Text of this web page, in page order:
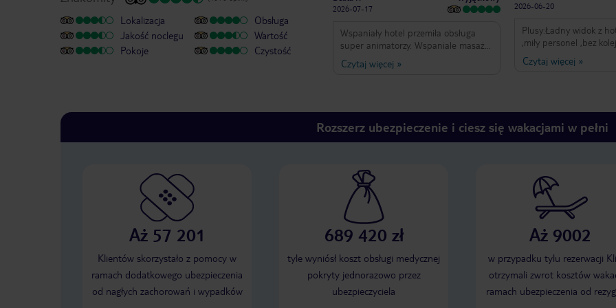
Lokalizacja
Jakość noclegu
Pokoje
Obsługa
Wartość
Czystość
2026-07-17
Wspaniały hotel przemiła obsługa
super animatorzy. Wspaniale masaże
kyo
Czytaj więcej »
2026-06-20
Plusy:Ładny widok z
,miły personel ,bez
czymkolwiek, ładny
zapłaciłeś do 400euro
wszystko niskiej
,wieczornych
(chyba zero) ,drinki -
wypitych nie uderzy ci
centrum miasta około
km..Rezydentka Tui
.Jedź na wycieczki z
Czytaj więcej »
Rozszerz ubezpieczenie i ciesz się wakacjami w pełni
Aż 57 201
Klientów skorzystało z pomocy w
ramach dodatkowego ubezpieczenia
od nagłych zachorowań i wypadków
689 420 zł
tyle wyniósł koszt obsługi medycznej
pokryty jednorazowo przez
ubezpieczyciela
Aż 9002
w przypadku tylu rezerwacji
otrzymali zwrot kosztów
ramach ubezpieczenia od